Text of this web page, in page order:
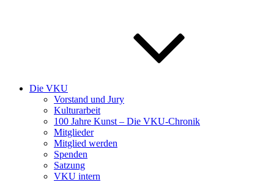
Die VKU
Vorstand und Jury
Kulturarbeit
100 Jahre Kunst – Die VKU-Chronik
Mitglieder
Mitglied werden
Spenden
Satzung
VKU intern